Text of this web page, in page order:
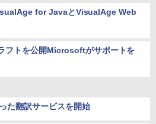
for JavaとVisualAge Web
フトを公開Microsoftがサポートを
た翻訳サービスを開始